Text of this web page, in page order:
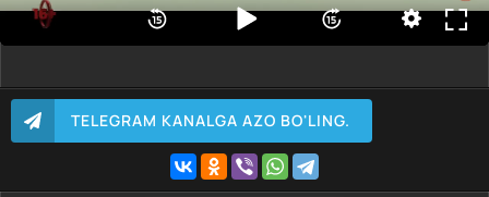
TELEGRAM KANALGA AZO BO'LING.